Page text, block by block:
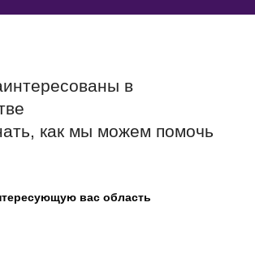
в
как мы можем помочь
вас область